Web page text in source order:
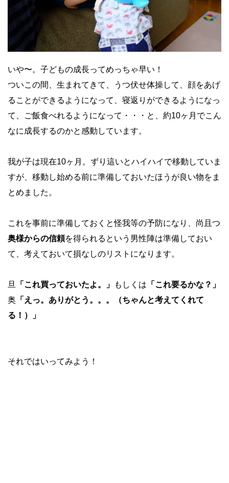
いや〜。子どもの成長ってめっちゃ早い！
ついこの間、生まれてきて、うつ伏せ体操して、顔をあげ
ることができるようになって、寝返りができるようになっ
て、ご飯食べれるようになって・・・と、約10ヶ月でこん
なに成長するのかと感動しています。
我が子は現在10ヶ月。ずり這いとハイハイで移動していま
すが、移動し始める前に準備しておいたほうが良い物をま
とめました。
これを事前に準備しておくと怪我等の予防になり、尚且つ
奥様からの信頼を得られるという男性陣は準備しておい
て、考えておいて損なしのリストになります。
旦 「これ買っておいたよ。」 もしくは 「これ要るかな？」
奥 「えっ。ありがとう。。。（ちゃんと考えてくれて
る！）」
それではいってみよう！